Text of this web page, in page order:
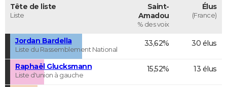
Tête de liste
Liste
Saint-
Amadou
% des voix
Élus
(France)
Jordan Bardella
Liste du Rassemblement National
33,62% 30 élus
Raphaël Glucksmann
Liste d'union à gauche
15,52% 13 élus